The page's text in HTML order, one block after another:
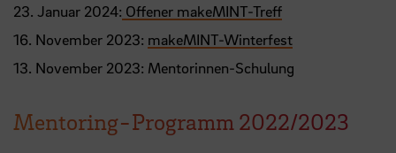
23. Januar 2024: Offener makeMINT-Treff
16. November 2023: makeMINT-Winterfest
13. November 2023: Mentorinnen-Schulung
Mentoring-Programm 2022/2023